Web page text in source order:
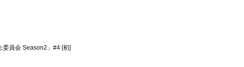
委員会 Season2」#4 [初]